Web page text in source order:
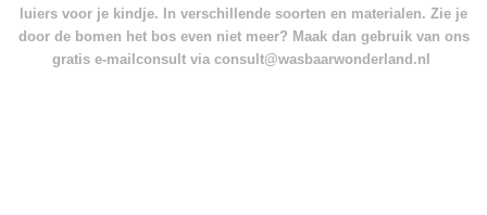
luiers voor je kindje. In verschillende soorten en materialen. Zie je
door de bomen het bos even niet meer? Maak dan gebruik van ons
gratis e-mailconsult via consult@wasbaarwonderland.nl